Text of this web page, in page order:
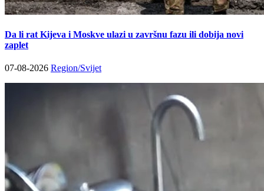
Da li rat Kijeva i Moskve ulazi u završnu fazu ili dobija novi
zaplet
07-08-2026 Region/Svijet